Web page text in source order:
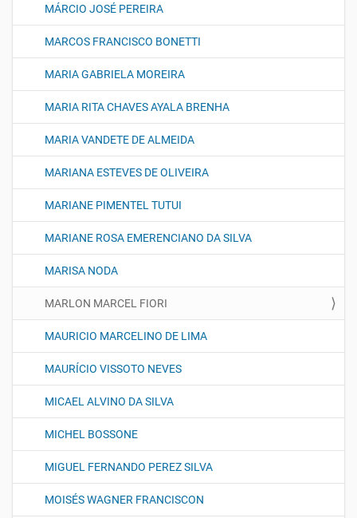
MÁRCIO JOSÉ PEREIRA
MARCOS FRANCISCO BONETTI
MARIA GABRIELA MOREIRA
MARIA RITA CHAVES AYALA BRENHA
MARIA VANDETE DE ALMEIDA
MARIANA ESTEVES DE OLIVEIRA
MARIANE PIMENTEL TUTUI
MARIANE ROSA EMERENCIANO DA SILVA
MARISA NODA
MARLON MARCEL FIORI
MAURICIO MARCELINO DE LIMA
MAURÍCIO VISSOTO NEVES
MICAEL ALVINO DA SILVA
MICHEL BOSSONE
MIGUEL FERNANDO PEREZ SILVA
MOISÉS WAGNER FRANCISCON